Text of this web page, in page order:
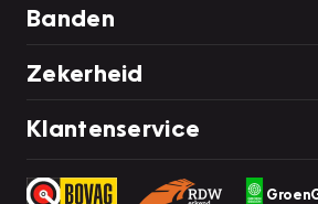
Banden
Zekerheid
Klantenservice